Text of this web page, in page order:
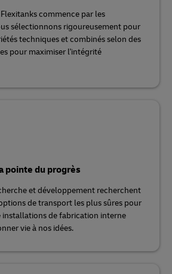
commence par les
sélectionnons rigoureusement pour
techniques et combinés selon des
pour maximiser l'intégrité
pointe du progrès
et développement recherchent
de transport les plus sûres pour
installations de fabrication interne
vie à nos idées.